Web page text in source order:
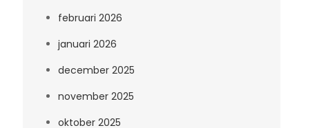
februari 2026
januari 2026
december 2025
november 2025
oktober 2025